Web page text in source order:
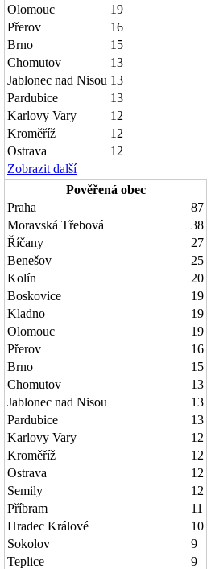
Olomouc
19
Přerov
16
Brno
15
Chomutov
13
Jablonec nad Nisou 13
Pardubice
13
Karlovy Vary
12
Kroměříž
12
Ostrava
12
Zobrazit další
Pověřená obec
Praha
87
Moravská Třebová
38
Říčany
27
Benešov
25
Kolín
20
Boskovice
19
Kladno
19
Olomouc
19
Přerov
16
Brno
15
Chomutov
13
Jablonec nad Nisou
13
Pardubice
13
Karlovy Vary
12
Kroměříž
12
Ostrava
12
Semily
12
Příbram
11
Hradec Králové
10
Sokolov
9
Teplice
9